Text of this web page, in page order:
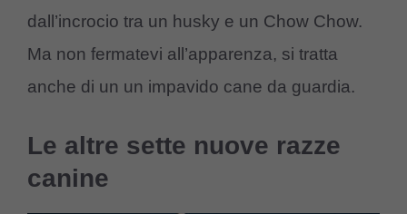
dall’incrocio tra un husky e un Chow Chow.
Ma non fermatevi all’apparenza, si tratta
anche di un un impavido cane da guardia.
Le altre sette nuove razze
canine